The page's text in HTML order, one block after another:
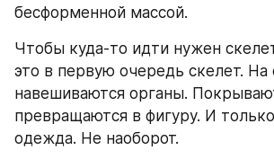
бесформенной массой.
Чтобы куда-то идти нужен
это в первую очередь скелет. На
навешиваются органы.
превращаются в фигуру. И
одежда. Не наоборот.